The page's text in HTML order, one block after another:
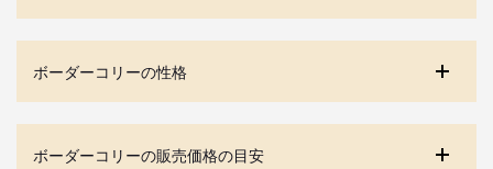
ボーダーコリーの性格
ボーダーコリーの販売価格の目安